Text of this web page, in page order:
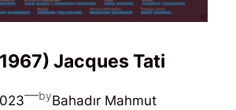
Jacques Tati
—byBahadır Mahmut